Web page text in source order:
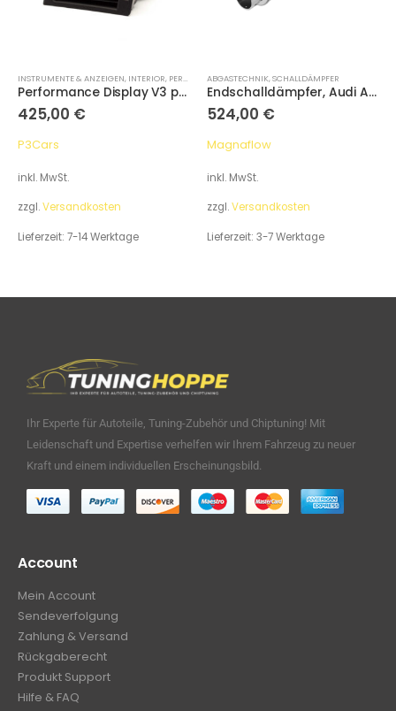
INSTRUMENTE & ANZEIGEN, INTERIOR, PERFORMANCE DISPLAYS
Performance Display V3 passend für Audi A4 / S4 / RS4 B7 2005-2008
425,00 €
P3Cars
inkl. MwSt.
zzgl.Versandkosten
Lieferzeit: 7-14 Werktage
ABGASTECHNIK,SCHALLDÄMPFER
Endschalldämpfer, Audi A3 8L 1.8
524,00 €
Magnaflow
inkl. MwSt.
zzgl.Versandkosten
Lieferzeit: 3-7 Werktage
Ihr Experte für Autoteile, Tuning-Zubehör und Chiptuning! Mit
Leidenschaft und Expertise verhelfen wir Ihrem Fahrzeug zu neuer
Kraft und einem individuellen Erscheinungsbild.
Account
Mein Account
Sendeverfolgung
Zahlung & Versand
Rückgaberecht
Produkt Support
Hilfe & FAQ